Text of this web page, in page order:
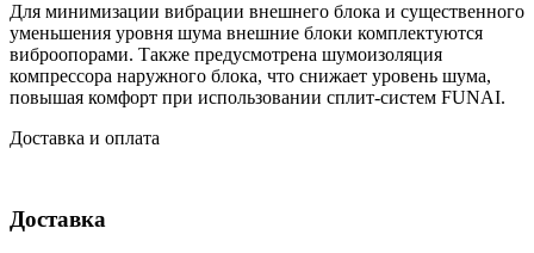
Для минимизации вибрации внешнего блока и существенного
уменьшения уровня шума внешние блоки комплектуются
виброопорами. Также предусмотрена шумоизоляция
компрессора наружного блока, что снижает уровень шума,
повышая комфорт при использовании сплит-систем FUNAI.
Доставка и оплата
Доставка